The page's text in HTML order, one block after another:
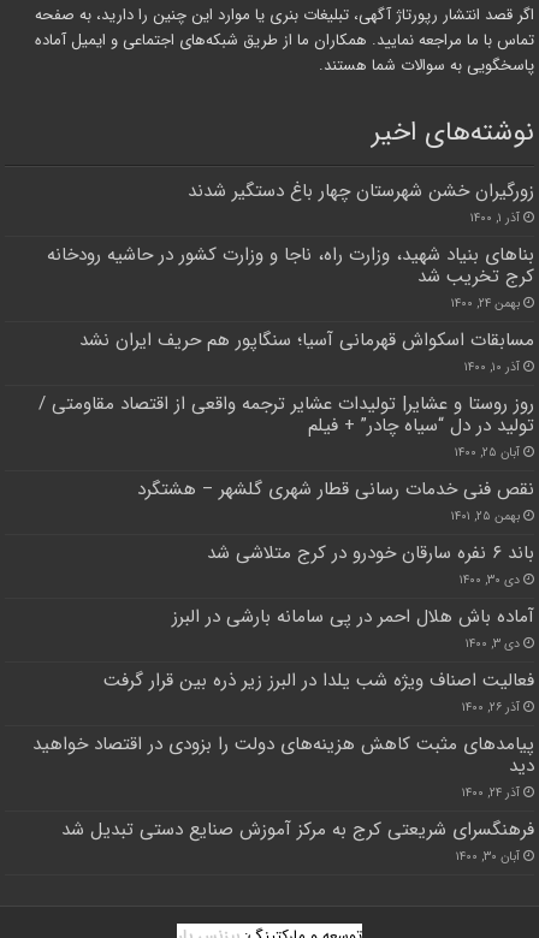
اگر قصد انتشار رپورتاژ آگهی، تبلیغات بنری یا موارد این چنین را دارید، به صفحه
تماس با ما مراجعه نمایید. همکاران ما از طریق شبکه‌های اجتماعی و ایمیل آماده
پاسخگویی به سوالات شما هستند.
نوشته‌های اخیر
زورگیران خشن شهرستان چهار باغ دستگیر شدند
آذر ۱, ۱۴۰۰
بناهای بنیاد شهید، وزارت راه، ناجا و وزارت کشور در حاشیه رودخانه
کرج تخریب شد
بهمن ۲۴, ۱۴۰۰
مسابقات اسکواش قهرمانی آسیا؛ سنگاپور هم حریف ایران نشد
آذر ۱۰, ۱۴۰۰
روز روستا و عشایر| تولیدات عشایر ترجمه‌ واقعی از اقتصاد مقاومتی /
تولید در دل “سیاه چادر” + فیلم
آبان ۲۵, ۱۴۰۰
نقص فنی خدمات رسانی قطار شهری گلشهر – هشتگرد
بهمن ۲۵, ۱۴۰۱
باند ۶ نفره سارقان خودرو در کرج متلاشی شد
دی ۳۰, ۱۴۰۰
آماده باش هلال احمر در پی سامانه بارشی در البرز
دی ۳, ۱۴۰۰
فعالیت اصناف ویژه شب یلدا در البرز زیر ذره بین قرار گرفت
آذر ۲۶, ۱۴۰۰
پیامدهای مثبت کاهش هزینه‌های دولت را بزودی در اقتصاد خواهید
دید
آذر ۲۴, ۱۴۰۰
فرهنگسرای شریعتی کرج به مرکز آموزش صنایع دستی تبدیل شد
آبان ۳۰, ۱۴۰۰